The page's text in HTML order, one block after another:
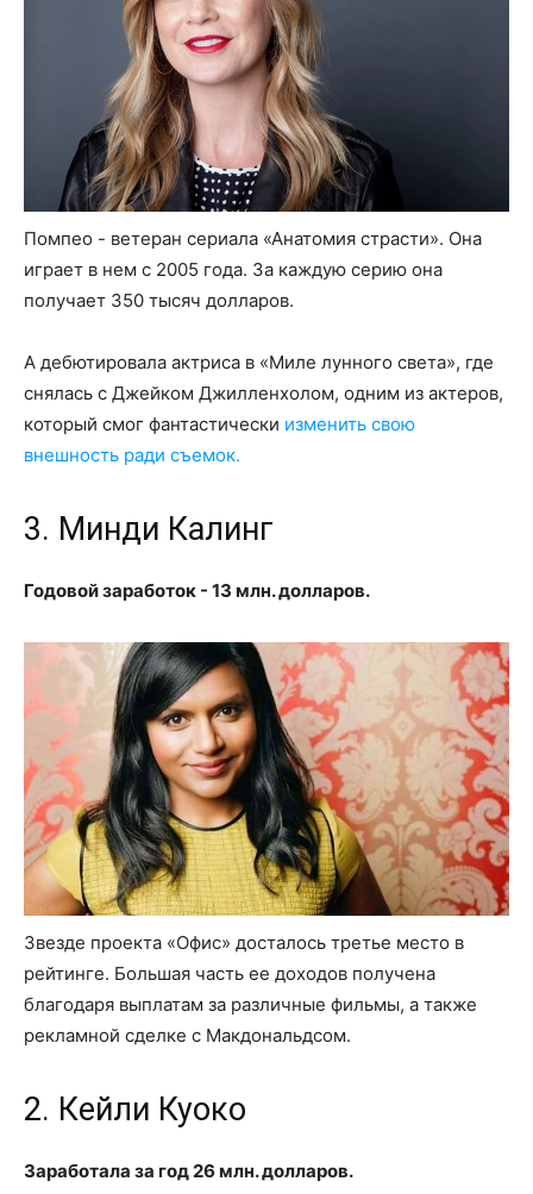
Помпео - ветеран сериала «Анатомия страсти». Она
играет в нем с 2005 года. За каждую серию она
получает 350 тысяч долларов.
А дебютировала актриса в «Миле лунного света», где
снялась с Джейком Джилленхолом, одним из актеров,
который смог фантастически изменить свою
внешность ради съемок.
3. Минди Калинг
Годовой заработок - 13 млн. долларов.
Звезде проекта «Офис» досталось третье место в
рейтинге. Большая часть ее доходов получена
благодаря выплатам за различные фильмы, а также
рекламной сделке с Макдональдсом.
2. Кейли Куоко
Заработала за год 26 млн. долларов.